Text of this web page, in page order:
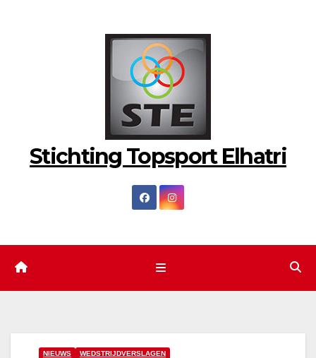
Stichting Topsport Elhatri
NIEUWS WEDSTRIJDVERSLAGEN